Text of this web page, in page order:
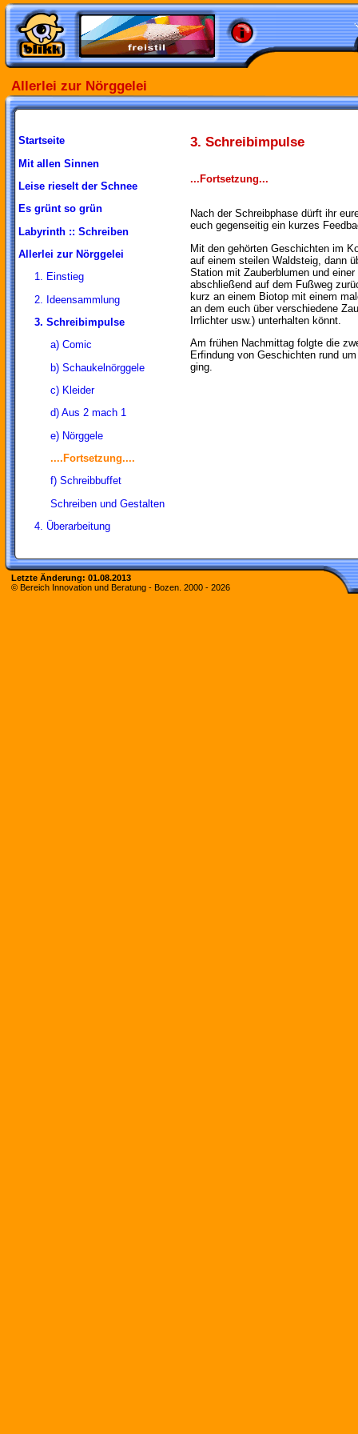
Allerlei zur Nörggelei
Startseite
Mit allen Sinnen
Leise rieselt der Schnee
Es grünt so grün
Labyrinth :: Schreiben
Allerlei zur Nörggelei
1. Einstieg
2. Ideensammlung
3. Schreibimpulse
a) Comic
b) Schaukelnörggele
c) Kleider
d) Aus 2 mach 1
e) Nörggele
....Fortsetzung....
f) Schreibbuffet
Schreiben und Gestalten
4. Überarbeitung
3. Schreibimpulse
...Fortsetzung...
Nach der Schreibphase dürft ihr
euch gegenseitig ein kurzes
Mit den gehörten Geschichten im
auf einem steilen Waldsteig, dann
Station mit Zauberblumen und
abschließend auf dem Fußweg
kurz an einem Biotop mit einem
an dem euch über verschiedene
Irrlichter usw.) unterhalten könnt.
Am frühen Nachmittag folgte die
Erfindung von Geschichten rund
ging.
Letzte Änderung: 01.08.2013
© Bereich Innovation und Beratung - Bozen. 2000 - 2026